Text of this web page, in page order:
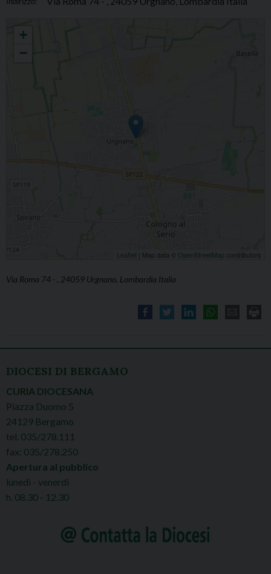
+
−
Leaflet | Map data © OpenStreetMap contributors
Via Roma 74 - , 24059 Urgnano, Lombardia Italia
DIOCESI DI BERGAMO
CURIA DIOCESANA
Piazza Duomo 5
24129 Bergamo
tel. 035/278.111
fax: 035/278.250
Apertura al pubblico
lunedì - venerdì
h. 08.30 - 12.30